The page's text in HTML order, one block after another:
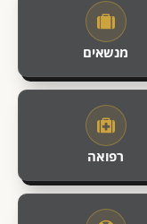
מנשאים
רפואה